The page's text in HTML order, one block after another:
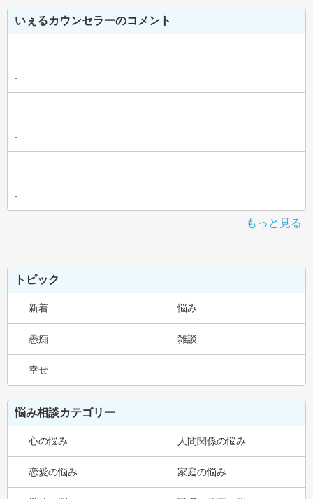
いぇるカウンセラーのコメント
-
-
-
もっと見る
トピック
新着 悩み
愚痴 雑談
幸せ
悩み相談カテゴリー
心の悩み 人間関係の悩み
恋愛の悩み 家庭の悩み